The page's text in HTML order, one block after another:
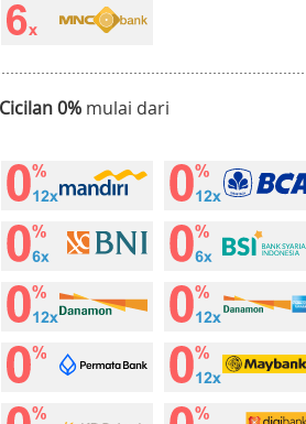
Cicilan 0% mulai dari